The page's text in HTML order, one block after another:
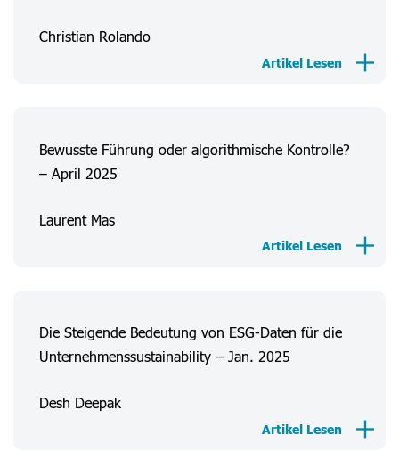
Über Uns
Verbrauchererfahrungen
FAQ
Anmeldung
Christian Rolando
Artikel Lesen
Bewusste Führung oder algorithmische Kontrolle?
– April 2025
Laurent Mas
Artikel Lesen
Die Steigende Bedeutung von ESG-Daten für die
Unternehmenssustainability – Jan. 2025
Desh Deepak
Artikel Lesen